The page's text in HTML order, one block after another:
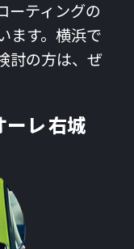
ーティングの
ます。横浜で
討の方は、ぜ
レ 右城